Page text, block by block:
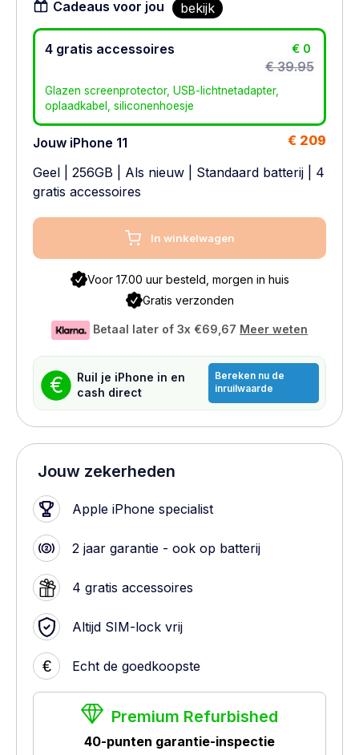
Cadeaus voor jou bekijk
4 gratis accessoires € 0
€ 39.95
Glazen screenprotector, USB-lichtnetadapter,
oplaadkabel, siliconenhoesje
Jouw iPhone 11
€ 209
Geel
256GB Als nieuw Standaard batterij | 4
gratis accessoires
In winkelwagen
Voor 17.00 uur besteld, morgen in huis
Gratis verzonden
Betaal later of 3x €69,67 Meer weten
€
Ruil je iPhone in en
cash direct
Bereken nu de
inruilwaarde
Jouw zekerheden
Apple iPhone specialist
2 jaar garantie - ook op batterij
4 gratis accessoires
Altijd SIM-lock vrij
€ Echt de goedkoopste
Premium Refurbished
40-punten garantie-inspectie